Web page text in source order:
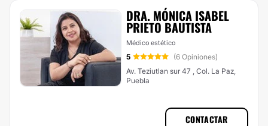
DRA. MÓNICA ISABEL
PRIETO BAUTISTA
Médico estético
5
(6 Opiniones)
Av. Teziutlan sur 47 , Col. La Paz,
Puebla
CONTACTAR